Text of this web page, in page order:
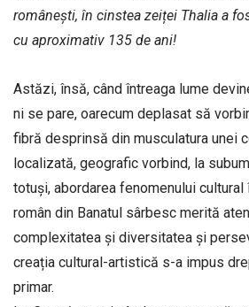
românești, în cinstea zeiței Thalia a
cu aproximativ 135 de ani!
Astăzi, însă, când întreaga lume
ni se pare, oarecum deplasat să
fibră desprinsă din musculatura unei
localizată, geografic vorbind, la
totuși, abordarea fenomenului
român din Banatul sârbesc merită
complexitatea și diversitatea și
creația cultural-artistică s-a impus
primar.